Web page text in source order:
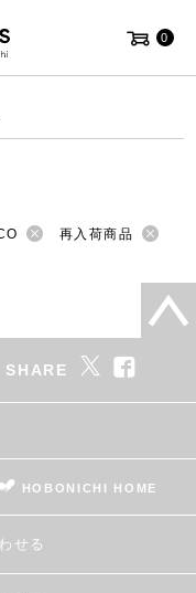
0
再入荷商品
SHARE
HOBONICHI HOME
せる